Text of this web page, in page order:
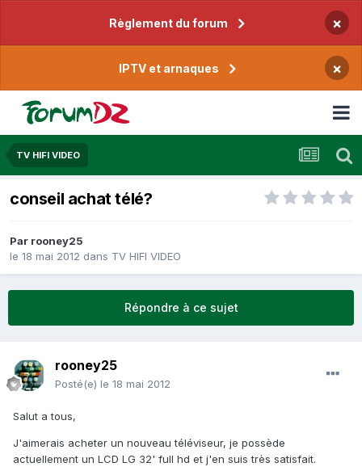
Règlement du forum ×
IPTV et arnaques ×
TV HIFI VIDEO
conseil achat télé?
Par rooney25
le 18 mai 2012 dans TV HIFI VIDEO
Répondre à ce sujet
rooney25
Posté(e) le 18 mai 2012
Salut a tous,
J'aimerais acheter un nouveau téléviseur, je possède
actuellement un LCD LG 32' full hd et j'en suis très satisfait.